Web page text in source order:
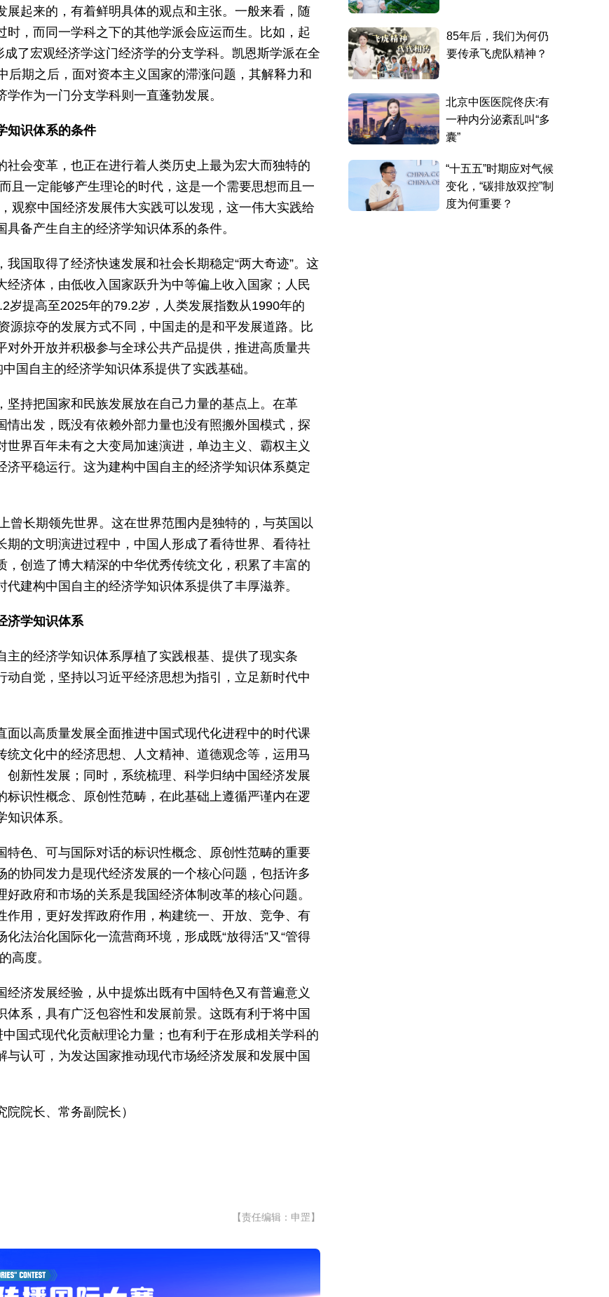
起来的，有着鲜明具体的观点和主张。一般来看，随
，而同一学科之下的其他学派会应运而生。比如，起
了宏观经济学这门经济学的分支学科。凯恩斯学派在全
期之后，面对资本主义国家的滞涨问题，其解释力和
作为一门分支学科则一直蓬勃发展。
知识体系的条件
会变革，也正在进行着人类历史上最为宏大而独特的
且一定能够产生理论的时代，这是一个需要思想而且一
观察中国经济发展伟大实践可以发现，这一伟大实践给
备产生自主的经济学知识体系的条件。
国取得了经济快速发展和社会长期稳定“两大奇迹”。这
济体，由低收入国家跃升为中等偏上收入国家；人民
岁提高至2025年的79.2岁，人类发展指数从1990年的
源掠夺的发展方式不同，中国走的是和平发展道路。比
外开放并积极参与全球公共产品提供，推进高质量共
国自主的经济学知识体系提供了实践基础。
持把国家和民族发展放在自己力量的基点上。在革
出发，既没有依赖外部力量也没有照搬外国模式，探
界百年未有之大变局加速演进，单边主义、霸权主义
平稳运行。这为建构中国自主的经济学知识体系奠定
曾长期领先世界。这在世界范围内是独特的，与英国以
的文明演进过程中，中国人形成了看待世界、看待社
创造了博大精深的中华优秀传统文化，积累了丰富的
建构中国自主的经济学知识体系提供了丰厚滋养。
济学知识体系
的经济学知识体系厚植了实践根基、提供了现实条
自觉，坚持以习近平经济思想为指引，立足新时代中
以高质量发展全面推进中国式现代化进程中的时代课
文化中的经济思想、人文精神、道德观念等，运用马
新性发展；同时，系统梳理、科学归纳中国经济发展
识性概念、原创性范畴，在此基础上遵循严谨内在逻
识体系。
色、可与国际对话的标识性概念、原创性范畴的重要
协同发力是现代经济发展的一个核心问题，包括许多
政府和市场的关系是我国经济体制改革的核心问题。
用，更好发挥政府作用，构建统一、开放、竞争、有
法治化国际化一流营商环境，形成既“放得活”又“管得
高度。
济发展经验，从中提炼出既有中国特色又有普遍意义
系，具有广泛包容性和发展前景。这既有利于将中国
国式现代化贡献理论力量；也有利于在形成相关学科的
认可，为发达国家推动现代市场经济发展和发展中国
院院长、常务副院长）
【责任编辑：申罡】